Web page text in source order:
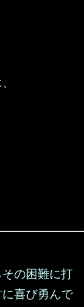
の困難に打
喜び勇んで